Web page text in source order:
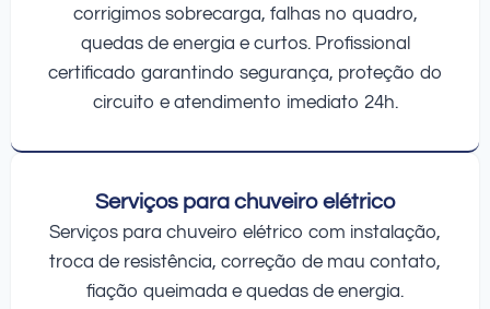
corrigimos sobrecarga, falhas no quadro,
quedas de energia e curtos. Profissional
certificado garantindo segurança, proteção do
circuito e atendimento imediato 24h.
Serviços para chuveiro elétrico
Serviços para chuveiro elétrico com instalação,
troca de resistência, correção de mau contato,
fiação queimada e quedas de energia.